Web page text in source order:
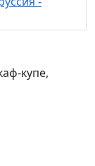
купе,